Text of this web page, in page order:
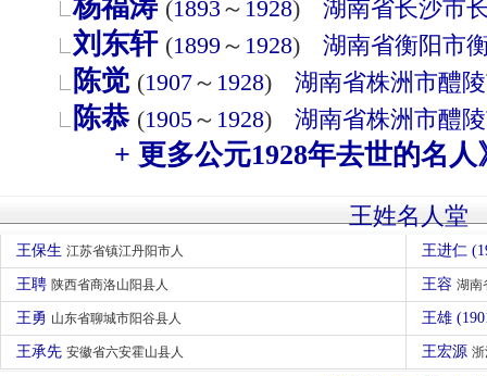
杨福涛 (1893 ～ 1928) 湖南省长沙市
刘东轩 (1899 ～ 1928) 湖南省衡阳市
陈觉 (1907～ 1928) 湖南省株洲市醴
陈恭 (1905～ 1928) 湖南省株洲市醴
+ 更多公元1928年去世的名人
王姓名人堂
王保生 江苏省镇江丹阳市人 王进仁
王聘 陕西省商洛山阳县人 王容 湖南
王勇 山东省聊城市阳谷县人 王雄
王承先 安徽省六安霍山县人 王宏源